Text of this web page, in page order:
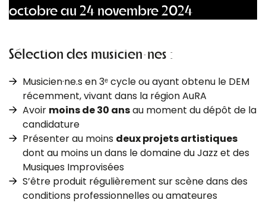
octobre au 24 novembre 2024
Sélection des musicien·nes :
Musicien·ne.s en 3ᵉ cycle ou ayant obtenu le DEM
récemment, vivant dans la région AuRA
Avoir moins de 30 ansau moment du dépôt de la
candidature
Présenter au moins deux projets artistiques
dont au moins un dans le domaine du Jazz et des
Musiques Improvisées
S’être produit régulièrement sur scène dans des
conditions professionnelles ou amateures